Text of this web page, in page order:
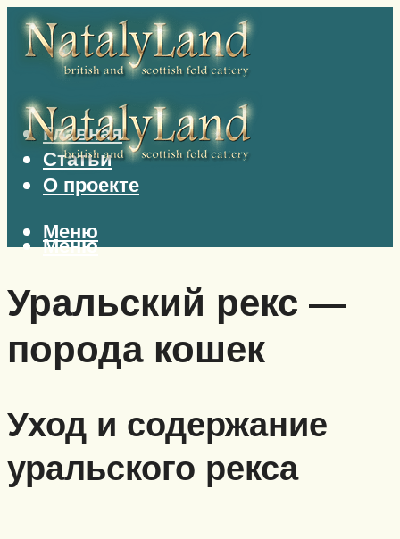
Главная
Статьи
О проекте
Меню
Меню
Уральский рекс —
порода кошек
Уход и содержание
уральского рекса